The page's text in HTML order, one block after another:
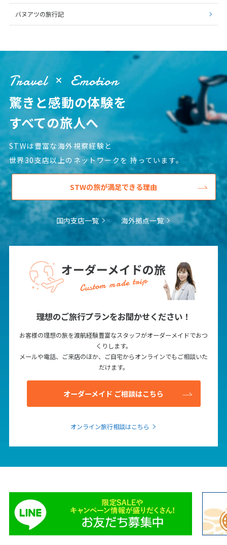
バヌアツの旅行記
Travel Emotion
驚きと感動の体験を
すべての旅人へ
STWは豊富な海外視察経験と
世界30支店以上のネットワークを 持っています。
STWの旅が満足できる理由
国内支店一覧 海外拠点一覧
オーダーメイドの旅
Custom made trip
理想のご旅行プランをお聞かせください！
お客様の理想の旅を渡航経験豊富なスタッフがオーダーメイドでおつ
くりします。
メールや電話、ご来店のほか、ご自宅からオンラインでもご相談いた
だけます。
オーダーメイド ご相談はこちら
オンライン旅行相談はこちら